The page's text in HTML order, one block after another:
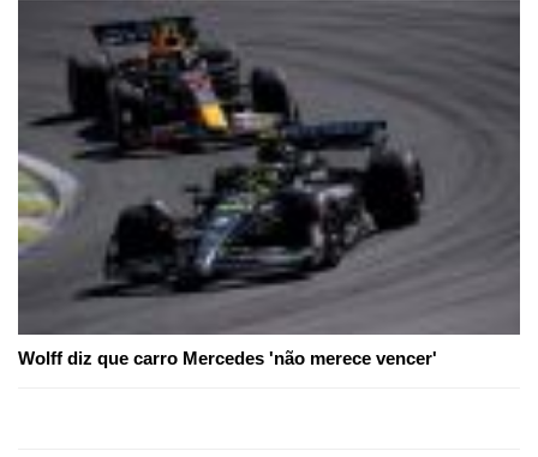
Wolff diz que carro Mercedes 'não merece vencer'